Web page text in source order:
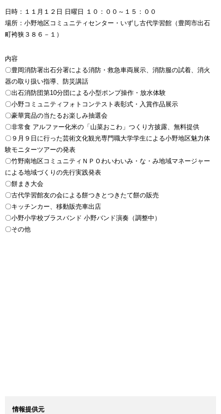
日時：１１月１２日 日曜日 １０：００～１５：００
場所：小野地区コミュニティセンター・いずし古代学習館（豊岡市出石
町袴狭３８６－１）
内容
〇豊岡消防署出石分署による消防・救急車両展示、消防服の試着、消火
器の取り扱い指導、防災講話
〇出石消防団第10分団による小型ポンプ操作・放水体験
〇小野コミュニティフォトコンテスト表彰式・入賞作品展示
〇豪華賞品の当たるお楽しみ抽選会
〇非常食 アルファー化米の「山菜おこわ」つくり方披露、無料提供
〇９月９日に行った芸術文化観光専門職大学学生による小野地区魅力体
験モニターツアーの発表
〇竹野南地区コミュニティＮＰＯわいわいみ・な・み地域マネージャー
による地域づくりの先行実践発表
〇餅まき大会
〇古代学習館友の会による餅つきとつきたて餅の販売
〇キッチンカー、移動販売車出店
〇小野小学校ブラスバンド 小野バンド演奏（調整中）
〇その他
情報提供元